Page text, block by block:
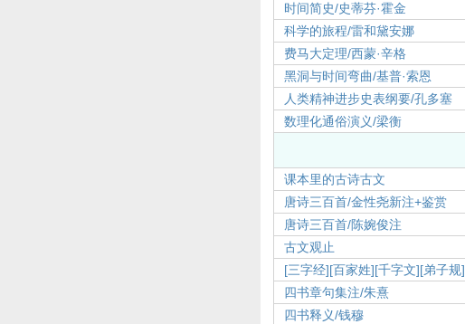
时间简史/史蒂芬·霍金
科学的旅程/雷和黛安娜
费马大定理/西蒙·辛格
黑洞与时间弯曲/基普·索恩
人类精神进步史表纲要/孔多塞
数理化通俗演义/梁衡
课本里的古诗古文
唐诗三百首/金性尧新注+鉴赏
唐诗三百首/陈婉俊注
古文观止
[三字经][百家姓][千字文][弟子规]
四书章句集注/朱熹
四书释义/钱穆